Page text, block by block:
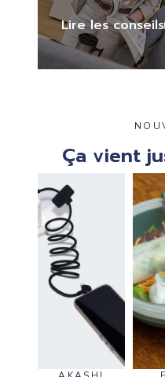
Lire les conseils
Ça vient